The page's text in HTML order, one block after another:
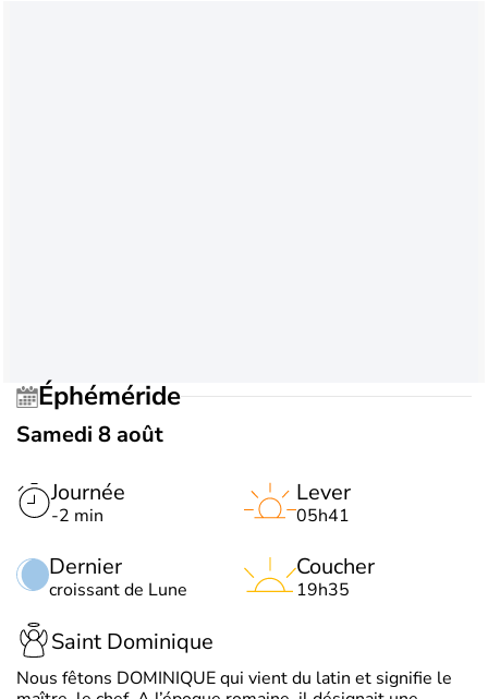
Éphéméride
Samedi 8 août
Journée
-2 min
Dernier
croissant de Lune
Lever
05h41
Coucher
19h35
Saint Dominique
Nous fêtons DOMINIQUE qui vient du latin et signifie le